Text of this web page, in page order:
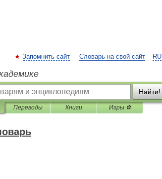
RU
Запомнить сайт Словарь на свой сайт
Найти!
Переводы Книги Игры ⚽